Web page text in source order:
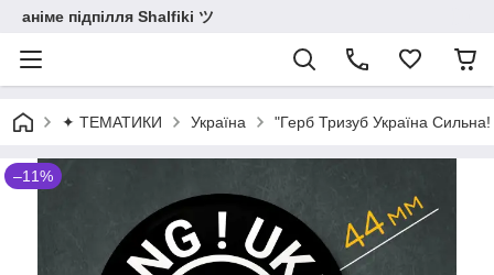
аніме підпілля Shalfiki ツ
✦ ТЕМАТИКИ Україна "Герб Тризуб Україна
–11%